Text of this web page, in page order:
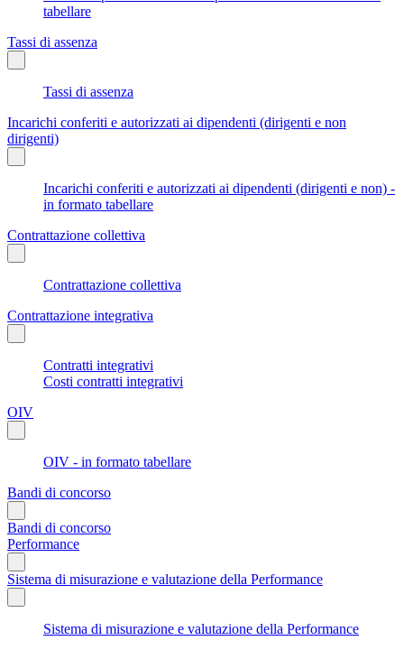
tabellare
Tassi di assenza
Tassi di assenza
Incarichi conferiti e autorizzati ai dipendenti (dirigenti e non
dirigenti)
Incarichi conferiti e autorizzati ai dipendenti (dirigenti e non) -
in formato tabellare
Contrattazione collettiva
Contrattazione collettiva
Contrattazione integrativa
Contratti integrativi
Costi contratti integrativi
OIV
OIV - in formato tabellare
Bandi di concorso
Bandi di concorso
Performance
Sistema di misurazione e valutazione della Performance
Sistema di misurazione e valutazione della Performance